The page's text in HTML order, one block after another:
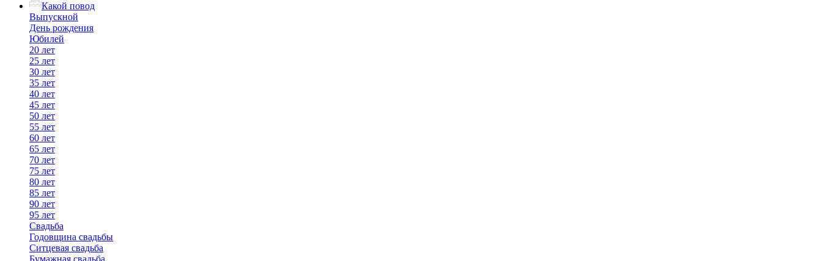
Какой повод
Выпускной
День рождения
Юбилей
20 лет
25 лет
30 лет
35 лет
40 лет
45 лет
50 лет
55 лет
60 лет
65 лет
70 лет
75 лет
80 лет
85 лет
90 лет
95 лет
Свадьба
Годовщина свадьбы
Ситцевая свадьба
Бумажная свадьба